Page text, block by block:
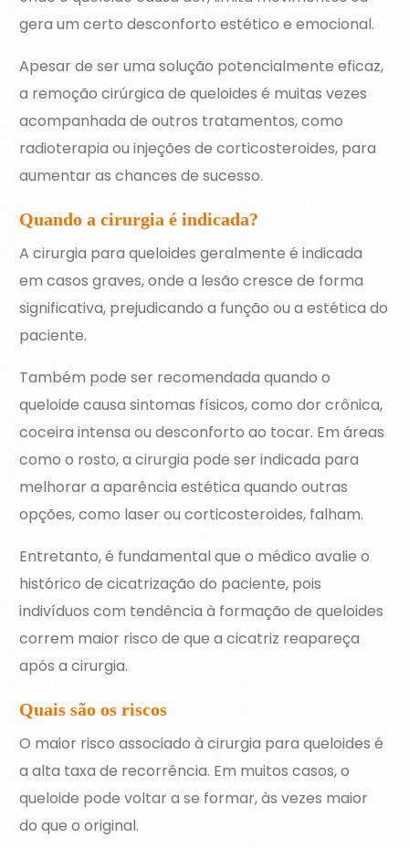
gera um certo desconforto estético e emocional.
Apesar de ser uma solução potencialmente eficaz,
a remoção cirúrgica de queloides é muitas vezes
acompanhada de outros tratamentos, como
radioterapia ou injeções de corticosteroides, para
aumentar as chances de sucesso.
Quando a cirurgia é indicada?
A cirurgia para queloides geralmente é indicada
em casos graves, onde a lesão cresce de forma
significativa, prejudicando a função ou a estética do
paciente.
Também pode ser recomendada quando o
queloide causa sintomas físicos, como dor crônica,
coceira intensa ou desconforto ao tocar. Em áreas
como o rosto, a cirurgia pode ser indicada para
melhorar a aparência estética quando outras
opções, como laser ou corticosteroides, falham.
Entretanto, é fundamental que o médico avalie o
histórico de cicatrização do paciente, pois
indivíduos com tendência à formação de queloides
correm maior risco de que a cicatriz reapareça
após a cirurgia.
Quais são os riscos
O maior risco associado à cirurgia para queloides é
a alta taxa de recorrência. Em muitos casos, o
queloide pode voltar a se formar, às vezes maior
do que o original.